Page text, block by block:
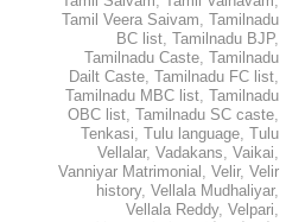
Tamil Veera Saivam, Tamilnadu
BC list, Tamilnadu BJP,
Tamilnadu Caste, Tamilnadu
Dailt Caste, Tamilnadu FC list,
Tamilnadu MBC list, Tamilnadu
OBC list, Tamilnadu SC caste,
Tenkasi, Tulu language, Tulu
Vellalar, Vadakans, Vaikai,
Vanniyar Matrimonial , Velir, Velir
history, Vellala Mudhaliyar,
Vellala Reddy, Velpari,